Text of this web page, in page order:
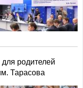
для родителей
Тарасова